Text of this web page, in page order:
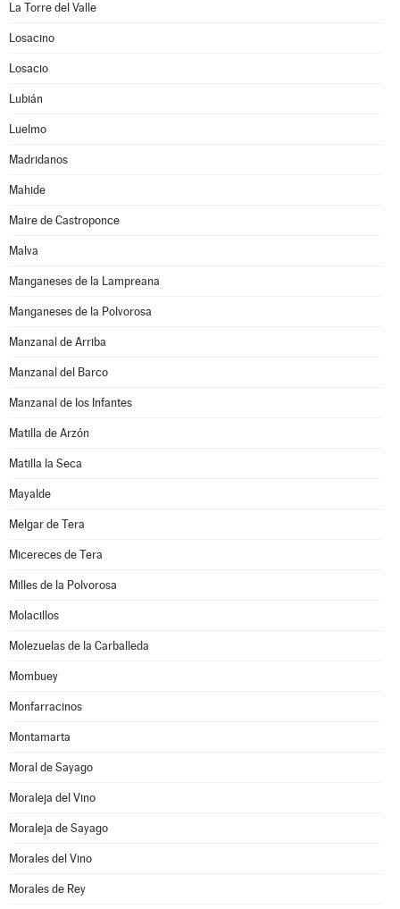
La Torre del Valle
Losacino
Losacio
Lubián
Luelmo
Madridanos
Mahide
Maire de Castroponce
Malva
Manganeses de la Lampreana
Manganeses de la Polvorosa
Manzanal de Arriba
Manzanal del Barco
Manzanal de los Infantes
Matilla de Arzón
Matilla la Seca
Mayalde
Melgar de Tera
Micereces de Tera
Milles de la Polvorosa
Molacillos
Molezuelas de la Carballeda
Mombuey
Monfarracinos
Montamarta
Moral de Sayago
Moraleja del Vino
Moraleja de Sayago
Morales del Vino
Morales de Rey